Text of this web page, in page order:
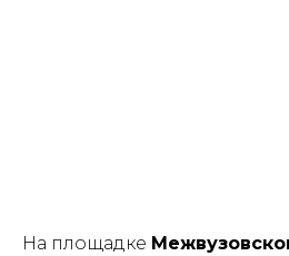
На площадке